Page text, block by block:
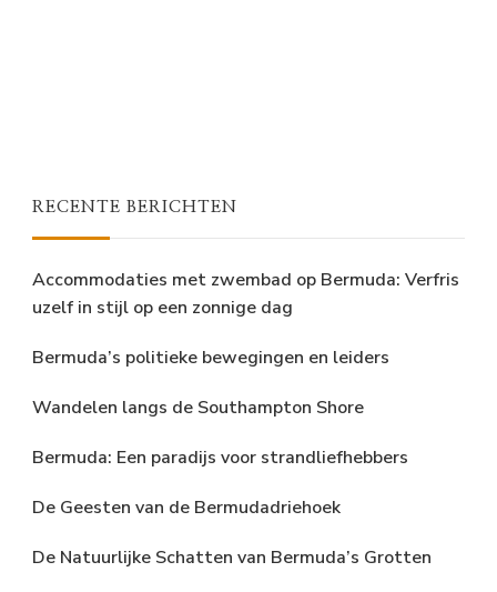
RECENTE BERICHTEN
Accommodaties met zwembad op Bermuda: Verfris
uzelf in stijl op een zonnige dag
Bermuda’s politieke bewegingen en leiders
Wandelen langs de Southampton Shore
Bermuda: Een paradijs voor strandliefhebbers
De Geesten van de Bermudadriehoek
De Natuurlijke Schatten van Bermuda’s Grotten